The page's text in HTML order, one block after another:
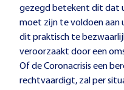
gezegd betekent dit dat
moet zijn te voldoen aan
dit praktisch te
veroorzaakt door een
Of de Coronacrisis een
rechtvaardigt, zal per